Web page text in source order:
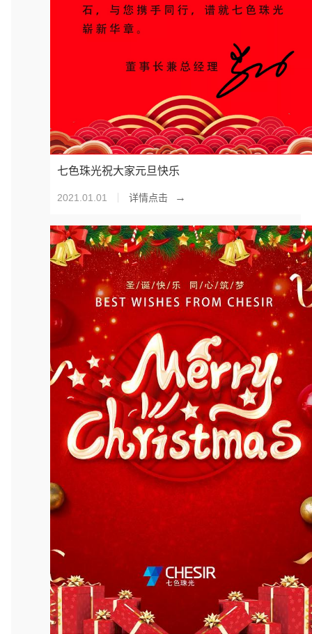
七色珠光祝大家元旦快乐
2021.01.01 详情点击 →